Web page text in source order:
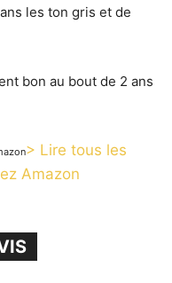
les ton gris et de
bon au bout de 2 ans
> Lire tous les
Amazon